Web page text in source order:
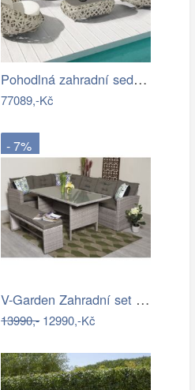
Pohodlná zahradní sedací souprava - IKT
77089,-Kč
- 7%
V-Garden Zahradní set TUNIS SET 6
13990,-12990,-Kč